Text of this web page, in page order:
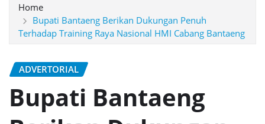
Home
Bupati Bantaeng Berikan Dukungan Penuh
Terhadap Training Raya Nasional HMI Cabang Bantaeng
ADVERTORIAL
Bupati Bantaeng